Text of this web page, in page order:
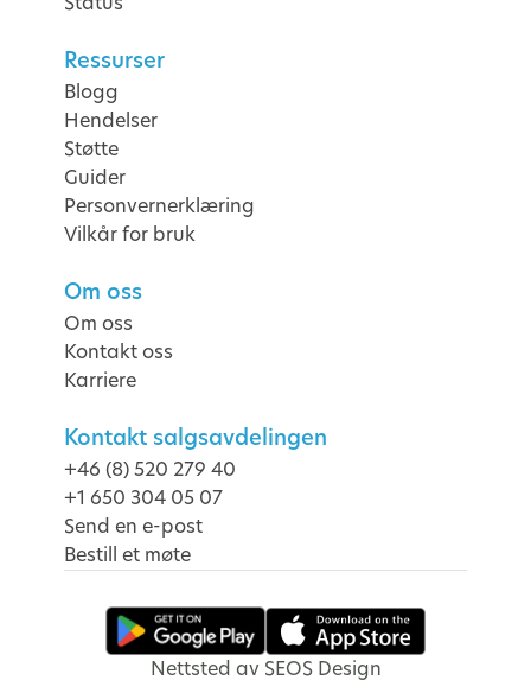
Ressurser
Blogg
Hendelser
Støtte
Guider
Personvernerklæring
Vilkår for bruk
Om oss
Om oss
Kontakt oss
Karriere
Kontakt salgsavdelingen
+46 (8) 520 279 40
+1 650 304 05 07
Send en e-post
Bestill et møte
Nettsted av SEOS Design